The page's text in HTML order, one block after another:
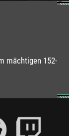
mächtigen 152-